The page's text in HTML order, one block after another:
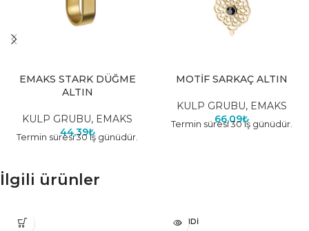
EMAKS STARK DÜĞME
ALTIN
KULP GRUBU, EMAKS
44,39₺
Termin süresi 30 iş günüdür.
MOTİF SARKAÇ ALTIN
KULP GRUBU, EMAKS
66,09₺
Termin süresi 30 iş günüdür.
İlgili ürünler
TÜKENDI